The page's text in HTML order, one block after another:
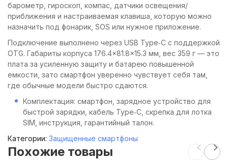
барометр, гироскоп, компас, датчики освещения/
приближения и настраиваемая клавиша, которую можно
назначить под фонарик, SOS или нужное приложение.
Подключение выполнено через USB Type‑C с поддержкой
OTG. Габариты корпуса 176.4×81.8×15.3 мм, вес 359 г — это
плата за усиленную защиту и батарею повышенной
емкости, зато смартфон уверенно чувствует себя там,
где обычные модели быстро сдаются.
Комплектация: смартфон, зарядное устройство для
быстрой зарядки, кабель Type‑C, скрепка для лотка
SIM, инструкция, гарантийный талон.
Категории: Защищенные смартфоны
Похожие товары